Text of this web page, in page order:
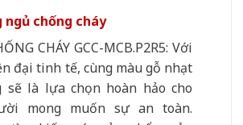
ngủ chống cháy
CHÁY GCC-MCB.P2R5: Với
đại tinh tế, cùng màu gỗ nhạt
sẽ là lựa chọn hoàn hảo cho
mong muốn sự an toàn.